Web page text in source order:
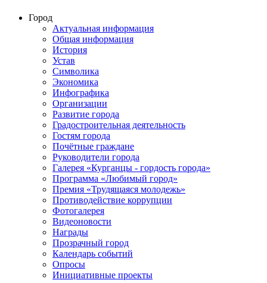
Город
Актуальная информация
Общая информация
История
Устав
Символика
Экономика
Инфографика
Организации
Развитие города
Градостроительная деятельность
Гостям города
Почётные граждане
Руководители города
Галерея «Курганцы - гордость города»
Программа «Любимый город»
Премия «Трудящаяся молодежь»
Противодействие коррупции
Фотогалерея
Видеоновости
Награды
Прозрачный город
Календарь событий
Опросы
Инициативные проекты